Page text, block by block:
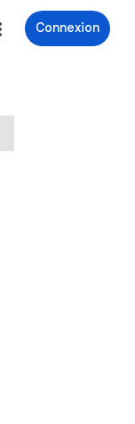
Connexion